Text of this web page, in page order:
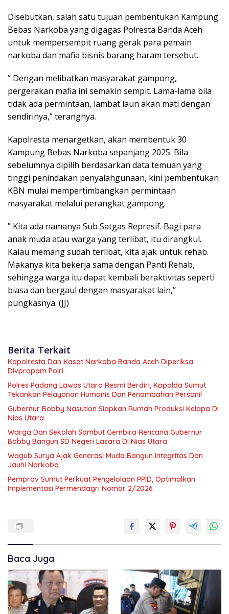
Disebutkan, salah satu tujuan pembentukan Kampung
Bebas Narkoba yang digagas Polresta Banda Aceh
untuk mempersempit ruang gerak para pemain
narkoba dan mafia bisnis barang haram tersebut.
” Dengan melibatkan masyarakat gampong,
pergerakan mafia ini semakin sempit. Lama-lama bila
tidak ada permintaan, lambat laun akan mati dengan
sendirinya,” terangnya.
Kapolresta menargetkan, akan membentuk 30
Kampung Bebas Narkoba sepanjang 2025. Bila
sebelumnya dipilih berdasarkan data temuan yang
tinggi penindakan penyalahgunaan, kini pembentukan
KBN mulai mempertimbangkan permintaan
masyarakat melalui perangkat gampong.
” Kita ada namanya Sub Satgas Represif. Bagi para
anak muda atau warga yang terlibat, itu dirangkul.
Kalau memang sudah terlibat, kita ajak untuk rehab.
Makanya kita bekerja sama dengan Panti Rehab,
sehingga warga itu dapat kembali beraktivitas seperti
biasa dan bergaul dengan masyarakat lain,”
pungkasnya. (JJ)
Berita Terkait
Kapolresta Dan Kasat Narkoba Banda Aceh Diperiksa
Divpropam Polri
Polres Padang Lawas Utara Resmi Berdiri, Kapolda Sumut
Tekankan Pelayanan Humanis Dan Penambahan Personil
Gubernur Bobby Nasution Siapkan Rumah Produksi Kelapa Di
Nias Utara
Warga Dan Sekolah Sambut Gembira Rencana Gubernur
Bobby Bangun SD Negeri Lasara Di Nias Utara
Wagub Surya Ajak Generasi Muda Bangun Integritas Dan
Jauhi Narkoba
Pemprov Sumut Perkuat Pengelolaan PPID, Optimalkan
Implementasi Permendagri Nomor 2/2026
Baca Juga